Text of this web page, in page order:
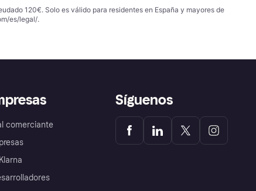
120€. Solo es válido para residentes en España y mayores de
es/legal/.
comerciante
Síguenos